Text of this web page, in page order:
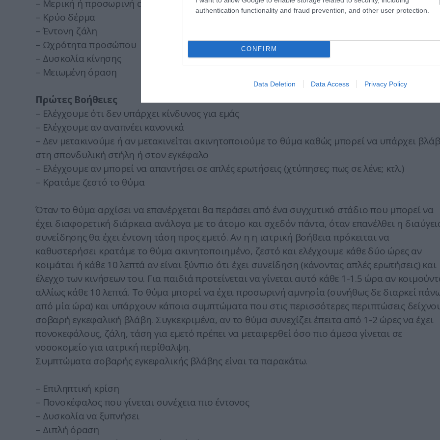
authentication functionality and fraud prevention, and other user protection.
CONFIRM
Data Deletion Data Access Privacy Policy
– Μερική ή προσωρινή απώλεια συνείδησης
– Κρύο δέρμα
– Έντονη ζάλη
– Ωχρότητα προσώπου
– Δυσκολία κίνησης
– Μειωμένη όραση
Πρώτες Βοήθειες
– Ελέγχουμε ότι δεν υπάρχει κίνδυνος για εμάς
– Ελέγχουμε αν αναπνέει κανονικά
– Δεν μετακινούμε ή αν μετακινείται ακινητοποιούμε το θύμα καθώς μπορεί να υπάρχει
στη σπονδυλική στήλη ή στον εγκέφαλο
– Ελέγχουμε αν μπορεί να απαντήσει σε απλές ερωτήσεις (χτύπησες; πως σε λένε; κτλ.)
– Κρατάμε ζεστό το θύμα
Όταν το θύμα αρχίσει να επανέρχεται θα περάσει από ένα συγχυτικό στάδιο που μπορεί να
έχει διαφορετική διάρκεια ανάλογα με το άτομο και σχεδόν πάντα, όταν επανέλθει η
συνείδησης θα έχει έντονη τάση προς εμετό. Αν η η ιατρική βοήθεια πρόκειται να
καθυστερήσει κρατάμε το θύμα ακινητοποιημένο, ζεστό και ελέγχουμε κάθε δύο ώρες αν
κοιμάται ή κάθε 10 λεπτά αν είναι ξύνπιο ότι έχει συνείδηση (κάνοντας απλές ερωτήσεις) και
έλεγχο των κινήσεων του. Για παιδιά προτείνεται να γίνεται αυτό κάθε 1-1.5 ώρα αν
αλλίως κάθε 10 λεπτά. Το θύμα μπορεί να έχει προσωρινή αμνησία (συνήθως δε διαρκεί
από μία ώρα) και υπάρχουν κάποια συμπτώματα που στις περισσότερες περιπτώσεις
σοβαρή εγκεφαλική βλάβη. Συγκεκριμένα, αν το θύμα συνεχίζει έπειτα από 1-2 ώρες να έχει
πονοκεφάλους, ζάλη, τάση για εμετό πρέπει να μεταφερθεί όσο πιο άμεσα γίνεται σε
νοσοκομείο για ιατρική περίθαλψη.
Συμπτώματα σοβαρής εγκεφαλικής βλάβης είναι τα παρακάτω.
– Επιληπτική κρίση
– Πονοκέφαλος που γίνεται συνέχεια πιο έντονος
– Δυσκολία να ξυπνήσει
– Διπλή όραση